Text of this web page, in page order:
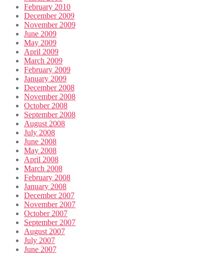
February 2010
December 2009
November 2009
June 2009
May 2009
April 2009
March 2009
February 2009
January 2009
December 2008
November 2008
October 2008
September 2008
August 2008
July 2008
June 2008
May 2008
April 2008
March 2008
February 2008
January 2008
December 2007
November 2007
October 2007
September 2007
August 2007
July 2007
June 2007